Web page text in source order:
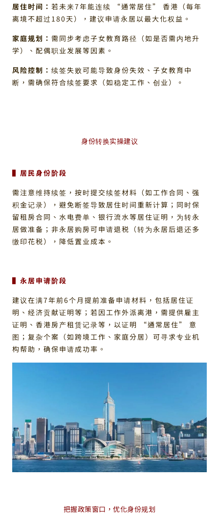
居住时间： 若未来7年能连续 “通常居住” 香港（每年
离境不超过180天），建议申请永居以最大化权益。
家庭规划： 需同步考虑子女教育路径（如是否需内地升
学）、配偶职业发展等因素。
风险控制： 续签失败可能导致身份失效、子女教育中
断，需确保符合续签要求（如稳定工作、创业）。
身份转换实操建议
▌居民身份阶段
需注意维持续签，按时提交续签材料（如工作合同、强
积金记录），避免断签导致居住时间重新计算；同时保
留租房合同、水电费单、银行流水等居住证明，为转永
居做准备；非永居购房可申请退税（转为永居后退还多
缴印花税），降低置业成本。
▌永居申请阶段
建议在满7年前6个月提前准备申请材料，包括居住证
明、经济贡献证明等；若因工作外派离港，需提供雇主
证明、香港房产租赁记录等，以证明 “通常居住” 意
图；复杂个案（如跨境工作、家庭分居）可寻求专业机
构帮助，确保申请成功率。
把握政策窗口，优化身份规划